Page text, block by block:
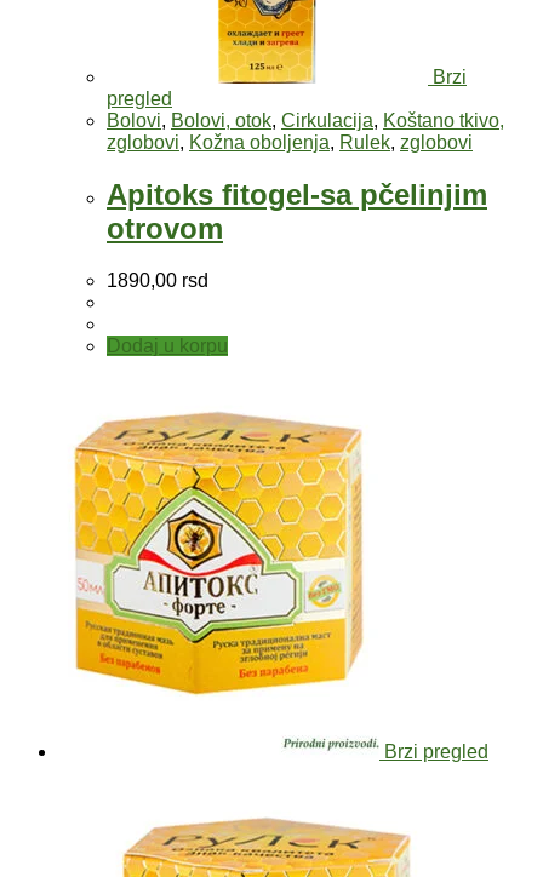
Brzi
pregled
Bolovi, Bolovi, otok, Cirkulacija, Koštano tkivo,
zglobovi, Kožna oboljenja, Rulek, zglobovi
Apitoks fitogel-sa pčelinjim
otrovom
1890,00 rsd
Dodaj u korpu
Brzi pregled